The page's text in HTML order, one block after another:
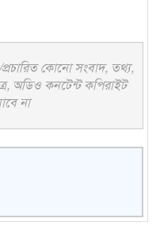
কোনো সংবাদ, তথ্য,
অডিও কনটেন্ট কপিরাইট
না